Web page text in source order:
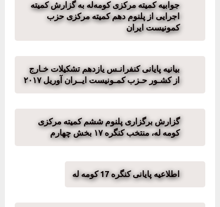
جوابیە کمیتە مرکزی کومەلە بە گزارش کمیتە
اجرایی از پلنوم دهم کمیته مرکزی حزب
کمونیست ایران
بیانیه پایانی کنفرانـس یازدھم تشکیلات خـارج
از کشـور حـزب کمـونیست ایــران آوریل ٢٠١٧
گزارش برگزاری پلنوم ششم کمیته مرکزی
کومه له، منتخب کنگره ١٧ بخش چهارم
اطلاعیه پایانی کنگره 17 کومه له